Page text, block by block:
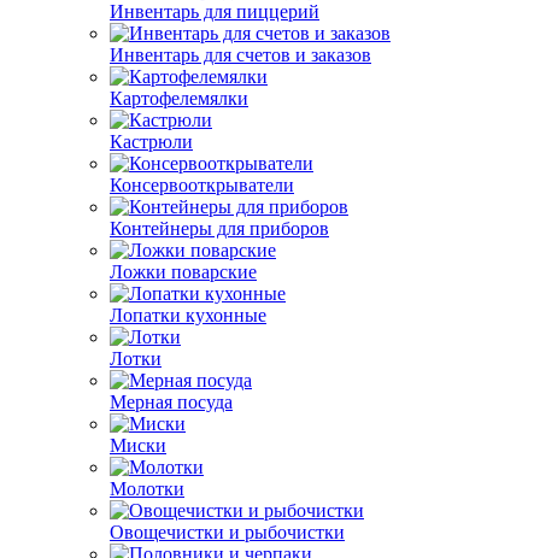
Инвентарь для пиццерий
Инвентарь для счетов и заказов
Картофелемялки
Кастрюли
Консервооткрыватели
Контейнеры для приборов
Ложки поварские
Лопатки кухонные
Лотки
Мерная посуда
Миски
Молотки
Овощечистки и рыбочистки